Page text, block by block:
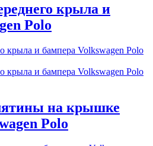
крыла и
Polo
на крышке
Polo